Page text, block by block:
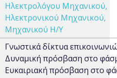
Ηλεκτρολόγου Μηχανικού,
Ηλεκτρονικού Μηχανικού,
Μηχανικού Η/Υ
Γνωστικά δίκτυα
Δυναμική πρόσβαση στο
Ευκαιριακή πρόσβαση στο